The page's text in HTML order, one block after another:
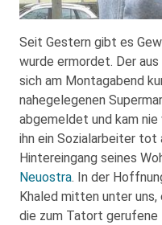
Seit Gestern gibt es
wurde ermordet. Der
sich am Montagabend
nahegelegenen
abgemeldet und kam
ihn ein Sozialarbeiter tot
Hintereingang seines
Neuostra. In der
Khaled mitten unter uns,
die zum Tatort